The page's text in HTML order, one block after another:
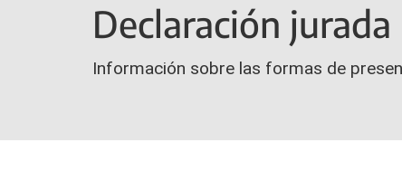
Declaración jurada
Información sobre las formas de